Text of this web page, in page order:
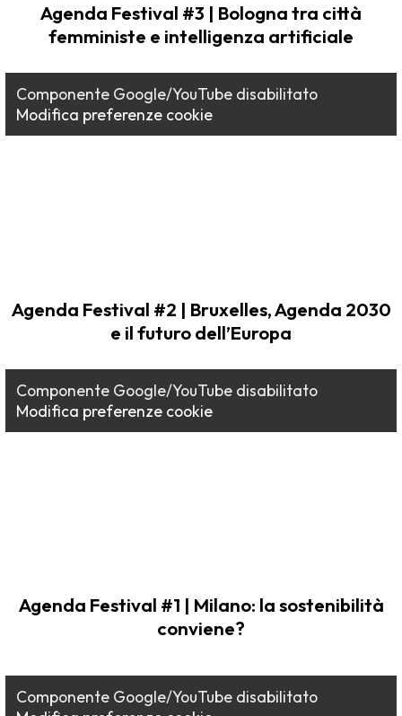
Agenda Festival #3 | Bologna tra città
femministe e intelligenza artificiale
Componente Google/YouTube disabilitato
Modifica preferenze cookie
Agenda Festival #2 | Bruxelles, Agenda 2030
e il futuro dell’Europa
Componente Google/YouTube disabilitato
Modifica preferenze cookie
Agenda Festival #1 | Milano: la sostenibilità
conviene?
Componente Google/YouTube disabilitato